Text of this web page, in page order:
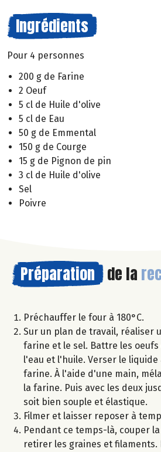
Ingrédients
Pour 4 personnes
200 g de Farine
2 Oeuf
5 cl de Huile d'olive
5 cl de Eau
50 g de Emmental
150 g de Courge
15 g de Pignon de pin
3 cl de Huile d'olive
Sel
Poivre
Préparation de la
Préchauffer le four à 180°C.
Sur un plan de travail, réaliser
farine et le sel. Battre les
l'eau et l'huile. Verser le liquide
farine. À l'aide d'une main,
la farine. Puis avec les deux
soit bien souple et élastique.
Filmer et laisser reposer à
Pendant ce temps-là, couper
retirer les graines et